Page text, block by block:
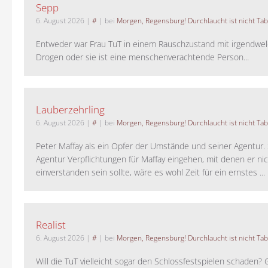
Sepp
6. August 2026 | # | bei Morgen, Regensburg! Durchlaucht ist nicht
Entweder war Frau TuT in einem Rauschzustand mit
Drogen oder sie ist eine menschenverachtende Person...
Lauberzehrling
6. August 2026 | # | bei Morgen, Regensburg! Durchlaucht ist nicht
Peter Maffay als ein Opfer der Umstände und seiner Agentur.
Agentur Verpflichtungen für Maffay eingehen, mit denen er
einverstanden sein sollte, wäre es wohl Zeit für ein ernstes ...
Realist
6. August 2026 | # | bei Morgen, Regensburg! Durchlaucht ist nicht
Will die TuT vielleicht sogar den Schlossfestspielen schaden?